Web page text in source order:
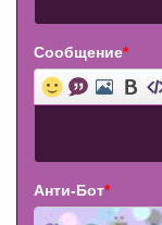
Сообщение*
Анти-Бот*